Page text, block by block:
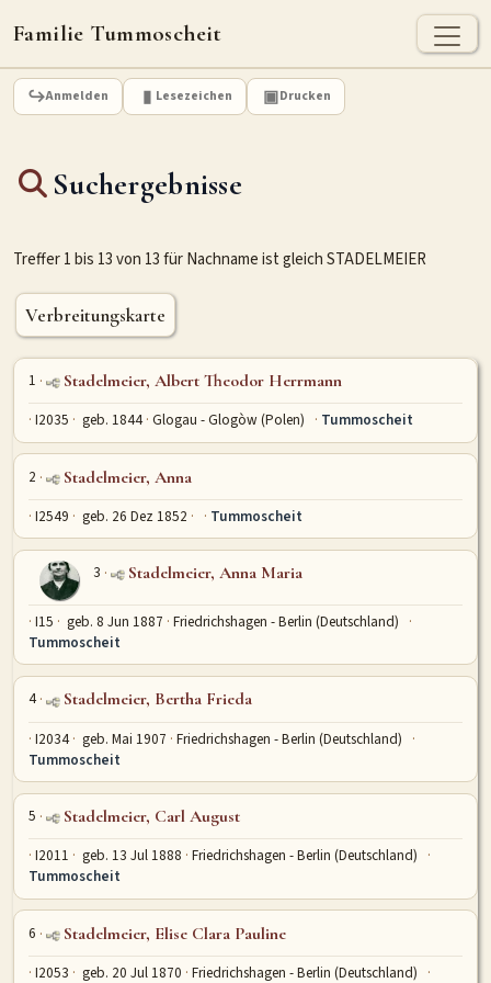
Familie Tummoscheit
TUMMOSCHEIT - HEUTE
STAMMBAUM
Orte Historische Karte
Geografische Namensverteilung - Heute
ARCHIV
Dokumente Kirchenbucheinträge Standesamteinträge
Fotos Grabsteine
MITMACHEN
Personen-Suche Familien-Suche Gesucht-Most wanted!
Lesezeichen
Benutzer-Login beantragen
SPRACHE / LANGUAGE
Deutsch English
Anmelden Lesezeichen Drucken
Suchergebnisse
Treffer 1 bis 13 von 13 für Nachname ist gleich STADELMEIER
Verbreitungskarte
1 Stadelmeier, Albert Theodor Herrmann
I2035 geb. 1844 Glogau - Glogòw (Polen) Tummoscheit
2 Stadelmeier, Anna
I2549 geb. 26 Dez 1852 Tummoscheit
3 Stadelmeier, Anna Maria
I15 geb. 8 Jun 1887 Friedrichshagen - Berlin (Deutschland)
Tummoscheit
4 Stadelmeier, Bertha Frieda
I2034 geb. Mai 1907 Friedrichshagen - Berlin (Deutschland)
Tummoscheit
5 Stadelmeier, Carl August
I2011 geb. 13 Jul 1888 Friedrichshagen - Berlin (Deutschland)
Tummoscheit
6 Stadelmeier, Elise Clara Pauline
I2053 geb. 20 Jul 1870 Friedrichshagen - Berlin (Deutschland)